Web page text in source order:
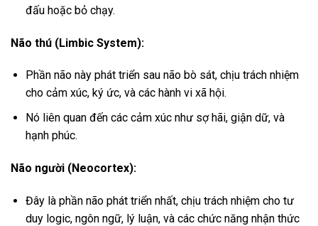
đấu hoặc bỏ chạy.
Não thú (Limbic System):
Phần não này phát triển sau não bò sát, chịu trách nhiệm
cho cảm xúc, ký ức, và các hành vi xã hội.
Nó liên quan đến các cảm xúc như sợ hãi, giận dữ, và
hạnh phúc.
Não người (Neocortex):
Đây là phần não phát triển nhất, chịu trách nhiệm cho tư
duy logic, ngôn ngữ, lý luận, và các chức năng nhận thức